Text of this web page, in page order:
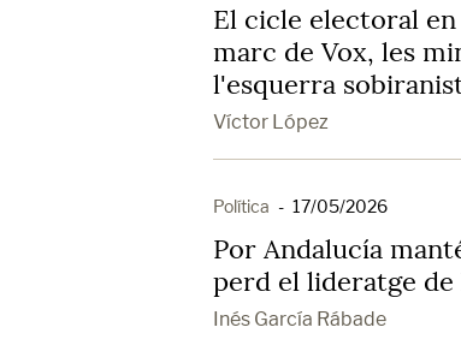
El cicle electoral
marc de Vox, les
l'esquerra
Víctor López
Política - 17/05/2026
Por Andalucía
perd el lideratge
Inés García Rábade